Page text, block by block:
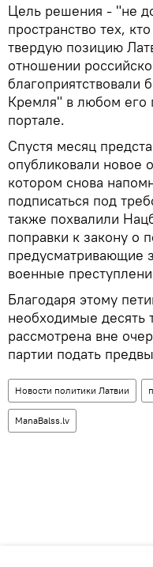
Цель решения - "не
пространство тех,
твердую позицию
отношении
благоприятствовали
Кремля" в любом его
портале.
Спустя месяц
опубликовали новое
котором снова
подписаться под
также похвалили
поправки к закону о
предусматривающие
военные
Благодаря этому
необходимые десять
рассмотрена вне
партии подать
Новости политики Латвии
ManaBalss.lv